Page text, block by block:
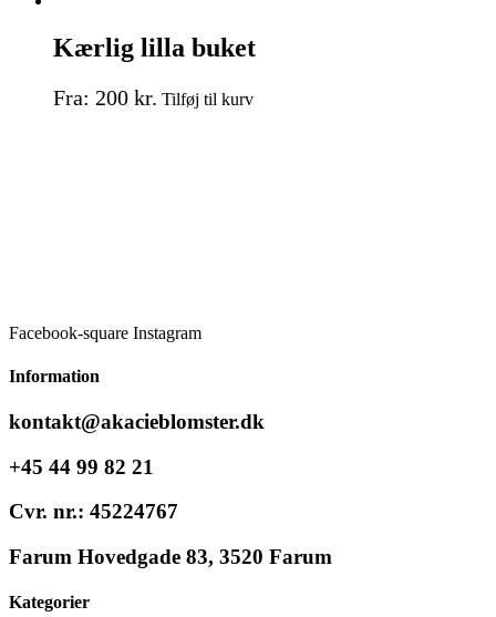
Kærlig lilla buket
Fra: 200 kr. Tilføj til kurvDette
Facebook-square Instagram
Information
kontakt@akacieblomster.dk
+45 44 99 82 21
Cvr. nr.: 45224767
Farum Hovedgade 83, 3520 Farum
Kategorier